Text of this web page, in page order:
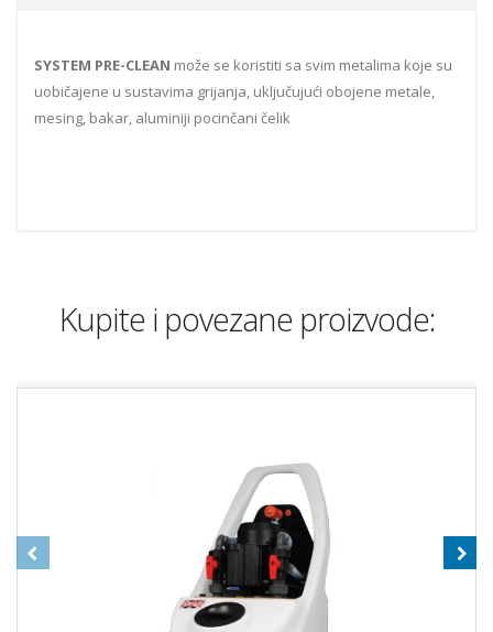
SYSTEM PRE-CLEAN može se koristiti sa svim metalima koje su
uobičajene u sustavima grijanja, uključujući obojene metale,
mesing, bakar, aluminiji pocinčani čelik
Kupite i povezane proizvode: